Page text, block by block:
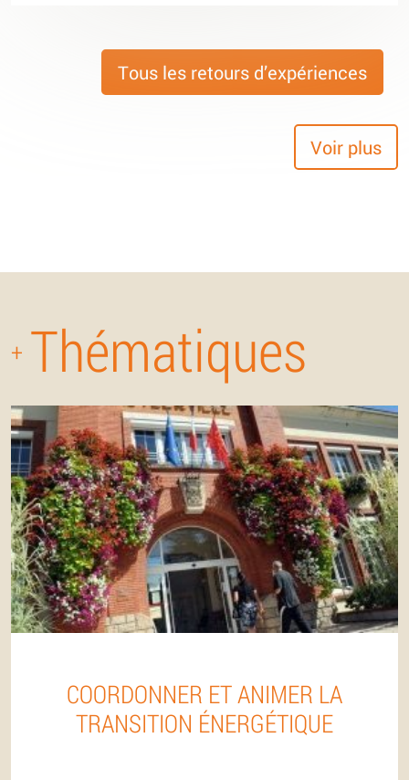
Tous les retours d’expériences
Voir plus
+ Thématiques
COORDONNER ET ANIMER LA
TRANSITION ÉNERGÉTIQUE